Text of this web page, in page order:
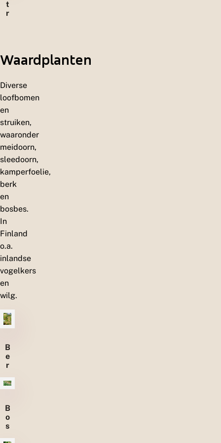
e
n
t
r
e
n
Waardplanten
Diverse
loofbomen
en
struiken,
waaronder
meidoorn,
sleedoorn,
kamperfoelie,
berk
en
bosbes.
In
Finland
o.a.
inlandse
vogelkers
en
wilg.
B
e
r
B
o
s